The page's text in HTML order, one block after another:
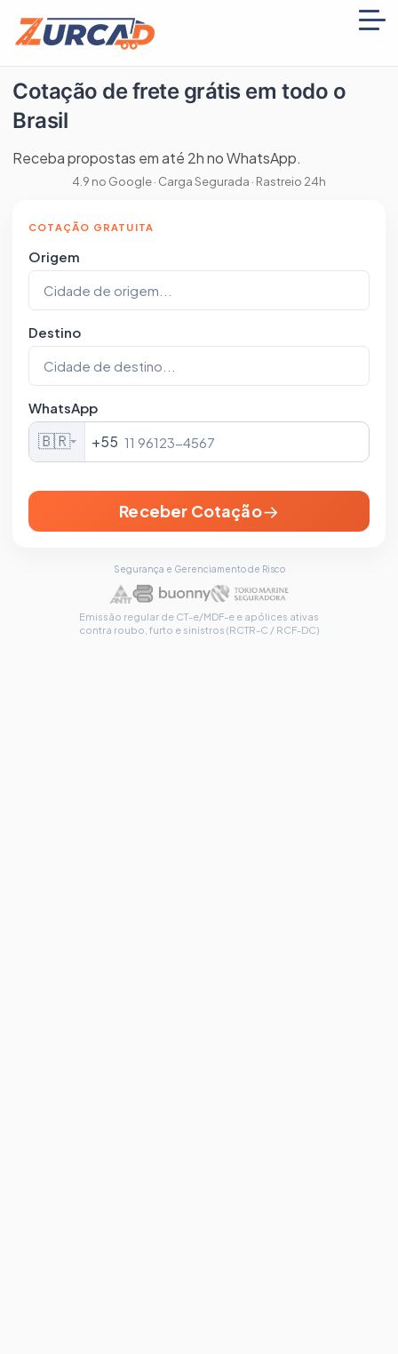
Cotação de frete grátis em todo o
Brasil
Receba propostas em até 2h no WhatsApp.
4.9 no Google · Carga Segurada · Rastreio 24h
COTAÇÃO GRATUITA
Origem
Destino
WhatsApp
🇧🇷 +55
Receber Cotação→
Segurança e Gerenciamento de Risco
Emissão regular de CT-e/MDF-e e apólices ativas
contra roubo, furto e sinistros (RCTR-C / RCF-DC)